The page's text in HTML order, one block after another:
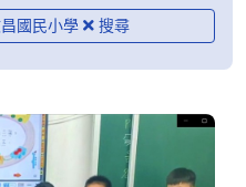
國民小學